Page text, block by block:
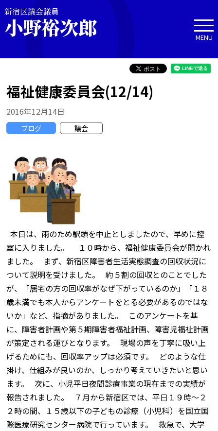
新宿区議会議員
小野裕次郎 MENU
福祉健康委員会(12/14)
2016年12月14日
ブログ 議会
本日は、雨のため駅頭を中止としましたので、早めに控
室に入りました。 １０時から、福祉健康委員会が開かれ
ました。 まず、新宿区障害者生活実態調査の回収状況に
ついて説明を受けました。 約５割の回収とのことでした
が、「居宅の方の回収率がなぜ下がっているのか」「１８
歳未満でも本人からアンケートをとる必要があるのではな
いか」など、指摘がありました。 このアンケートを基
に、障害者計画や第５期障害者福祉計画、障害児福祉計画
が策定される運びとなります。 現場の声を丁寧に吸い上
げるためにも、回収率アップは必須です。 どのような仕
掛け、仕組みが良いのか、しっかり考えていきたいと思い
ます。 次に、小児平日夜間診療事業の現在までの実績が
報告されました。 ７月から新宿区では、平日１９時～２
２時の間、１５歳以下の子どもの診療（小児科）を国立国
際医療研究センター病院で行っています。 救急で、大学